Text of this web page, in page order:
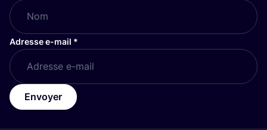
Adresse e-mail *
Envoyer